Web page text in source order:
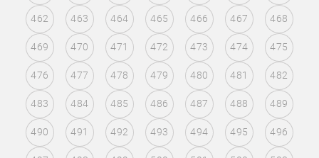
462 463 464 465 466 467 468
469 470 471 472 473 474 475
476 477 478 479 480 481 482
483 484 485 486 487 488 489
490 491 492 493 494 495 496